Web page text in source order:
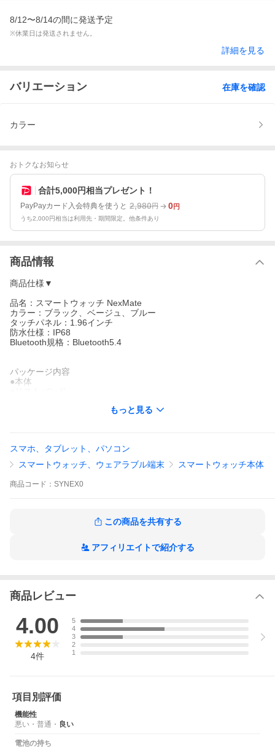
8/12〜8/14の間に発送予定
※休業日は発送されません。
詳細を見る
バリエーション 在庫を確認
カラー
おトクなお知らせ
合計5,000円相当プレゼント！
PayPayカード入会特典を使うと 2,980円 0円
うち2,000円相当は利用先・期間限定。他条件あり
商品情報
商品仕様▼
品名：スマートウォッチ NexMate
カラー：ブラック、ベージュ、ブルー
タッチパネル：1.96インチ
防水仕様：IP68
Bluetooth規格：Bluetooth5.4
パッケージ内容
●本体
せん。医療行為には使用しないでください。
もっと見る
スマホ、タブレット、パソコン
スマートウォッチ、ウェアラブル端末
スマートウォッチ本体
商品 コード： SYNEX0
この商品を共有する
アフィリエイトで紹介する
商品レビュー
4.00
4件
5
4
3
2
1
項目別評価
機能性
悪い ・ 普通 ・ 良い
電池の持ち